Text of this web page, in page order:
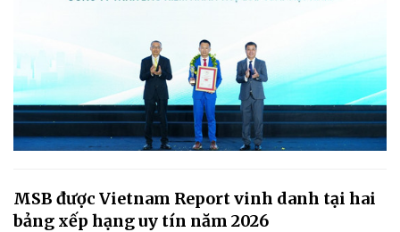
MSB được Vietnam Report vinh danh tại hai
bảng xếp hạng uy tín năm 2026